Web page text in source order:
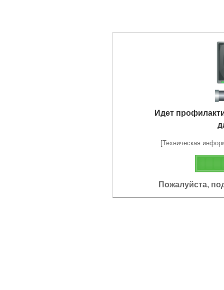
Идет
[Техническая
Пожалуйста,